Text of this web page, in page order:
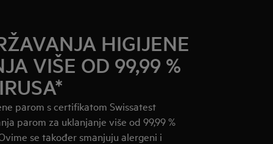
HIGIJENE
VIŠE OD 99,99 %
parom s certifikatom Swissatest
parom za uklanjanje više od 99,99 %
se također smanjuju alergeni i